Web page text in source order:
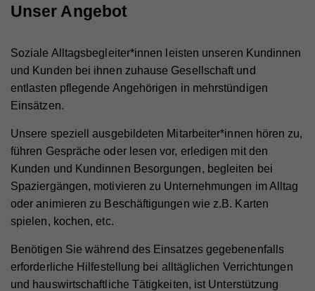
Unser Angebot
Soziale Alltagsbegleiter*innen leisten unseren Kundinnen
und Kunden bei ihnen zuhause Gesellschaft und
entlasten pflegende Angehörigen in mehrstündigen
Einsätzen.
Unsere speziell ausgebildeten Mitarbeiter*innen hören zu,
führen Gespräche oder lesen vor, erledigen mit den
Kunden und Kundinnen Besorgungen, begleiten bei
Spaziergängen, motivieren zu Unternehmungen im Alltag
oder animieren zu Beschäftigungen wie z.B. Karten
spielen, kochen, etc.
Benötigen Sie während des Einsatzes gegebenenfalls
erforderliche Hilfestellung bei alltäglichen Verrichtungen
und hauswirtschaftliche Tätigkeiten, ist Unterstützung